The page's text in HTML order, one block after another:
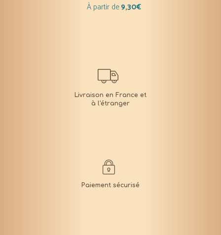
À partir de9,30€